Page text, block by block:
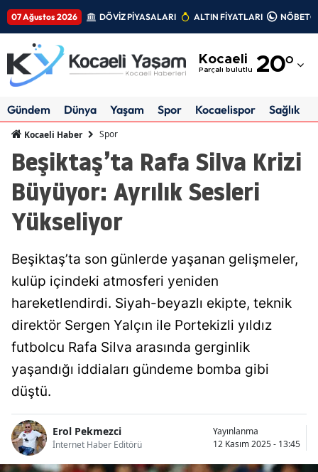
07 Ağustos 2026 DÖVİZ PİYASALARI ALTIN FİYATLARI
Kocaeli
Parçalı bulutlu 20°
Adıyaman
Amasya
Ankara
Aydın
Balıkesir
Bilecik
Bingöl
Burdur
Gündem Dünya Yaşam Spor Kocaelispor Sağlık
Kocaeli Haber Spor
Beşiktaş’ta Rafa Silva Krizi
Büyüyor: Ayrılık Sesleri
Yükseliyor
Beşiktaş’ta son günlerde yaşanan gelişmeler,
kulüp içindeki atmosferi yeniden
hareketlendirdi. Siyah-beyazlı ekipte, teknik
direktör Sergen Yalçın ile Portekizli yıldız
futbolcu Rafa Silva arasında gerginlik
yaşandığı iddiaları gündeme bomba gibi
düştü.
Erol Pekmezci
İnternet Haber Editörü
Yayınlanma
12 Kasım 2025 - 13:45